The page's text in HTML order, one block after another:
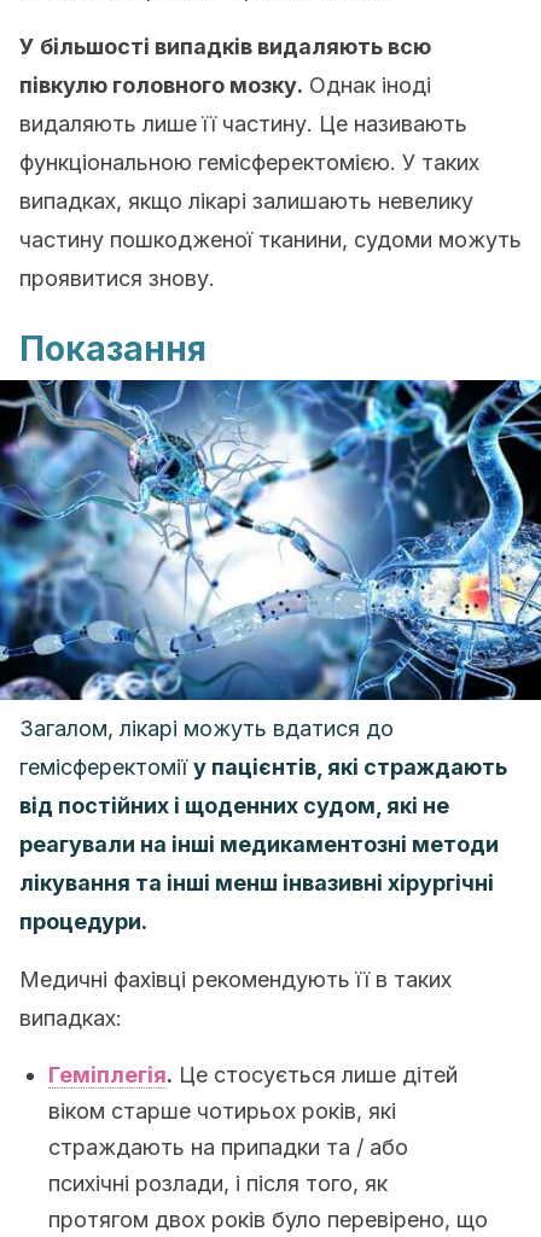
У більшості випадків видаляють всю
півкулю головного мозку. Однак іноді
видаляють лише її частину. Це називають
функціональною гемісферектомією. У таких
випадках, якщо лікарі залишають невелику
частину пошкодженої тканини, судоми можуть
проявитися знову.
Показання
Загалом, лікарі можуть вдатися до
гемісферектоміїу пацієнтів, які страждають
від постійних і щоденних судом, які не
реагували на інші медикаментозні методи
лікування та інші менш інвазивні хірургічні
процедури.
Медичні фахівці рекомендують її в таких
випадках:
Геміплегія. Це стосується лише дітей
віком старше чотирьох років, які
страждають на припадки та / або
психічні розлади, і після того, як
протягом двох років було перевірено, що